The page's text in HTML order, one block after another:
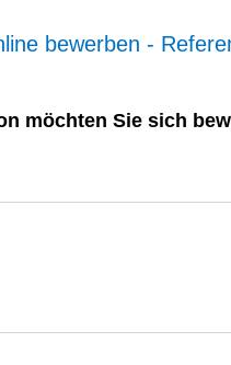
bewerben -
möchten Sie sich